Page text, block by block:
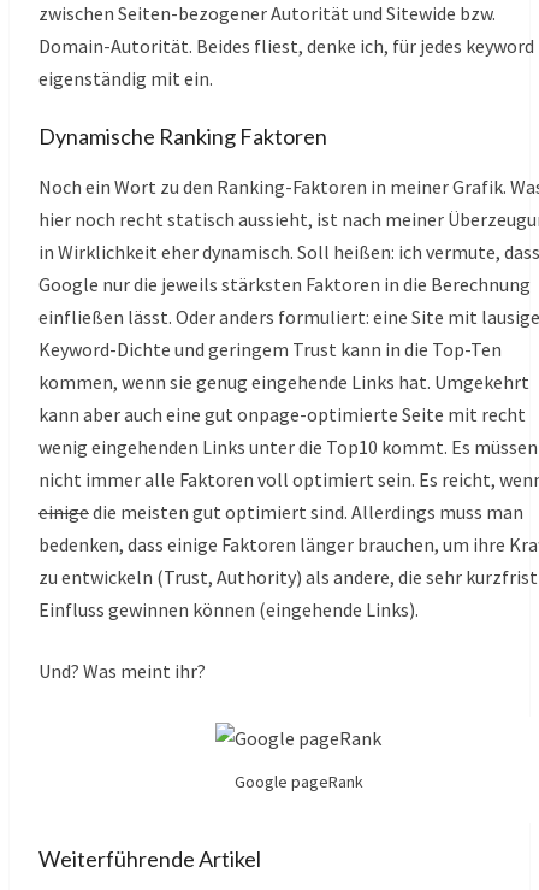
zwischen Seiten-bezogener Autorität und Sitewide bzw.
Domain-Autorität. Beides fliest, denke ich, für jedes keyword
eigenständig mit ein.
Dynamische Ranking Faktoren
Noch ein Wort zu den Ranking-Faktoren in meiner Grafik.
hier noch recht statisch aussieht, ist nach meiner
in Wirklichkeit eher dynamisch. Soll heißen: ich vermute, dass
Google nur die jeweils stärksten Faktoren in die Berechnung
einfließen lässt. Oder anders formuliert: eine Site mit
Keyword-Dichte und geringem Trust kann in die Top-Ten
kommen, wenn sie genug eingehende Links hat. Umgekehrt
kann aber auch eine gut onpage-optimierte Seite mit recht
wenig eingehenden Links unter die Top10 kommt. Es müssen
nicht immer alle Faktoren voll optimiert sein. Es reicht,
einigedie meisten gut optimiert sind. Allerdings muss man
bedenken, dass einige Faktoren länger brauchen, um ihre
zu entwickeln (Trust, Authority) als andere, die sehr
Einfluss gewinnen können (eingehende Links).
Und? Was meint ihr?
Google pageRank
Weiterführende Artikel